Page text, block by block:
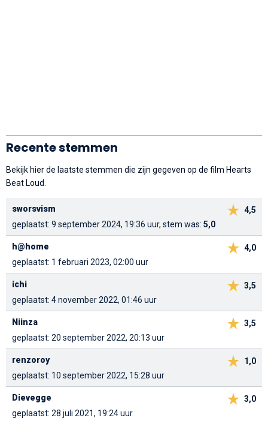
Recente stemmen
Bekijk hier de laatste stemmen die zijn gegeven op de film Hearts
Beat Loud.
4,5
sworsvism
geplaatst: 9 september 2024, 19:36 uur, stem was: 5,0
4,0
h@home
geplaatst: 1 februari 2023, 02:00 uur
3,5
ichi
geplaatst: 4 november 2022, 01:46 uur
3,5
Niinza
geplaatst: 20 september 2022, 20:13 uur
1,0
renzoroy
geplaatst: 10 september 2022, 15:28 uur
3,0
Dievegge
geplaatst: 28 juli 2021, 19:24 uur